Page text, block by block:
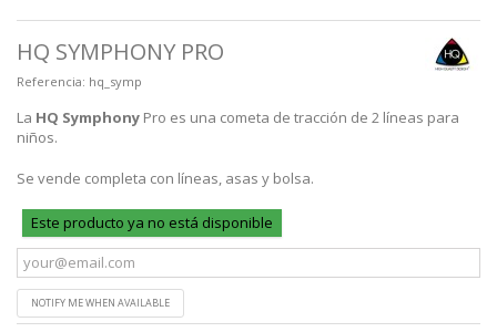
HQ SYMPHONY PRO
Referencia: hq_symp
La HQ Symphony Pro es una cometa de tracción de 2 líneas para
niños.
Se vende completa con líneas, asas y bolsa.
Este producto ya no está disponible
NOTIFY ME WHEN AVAILABLE